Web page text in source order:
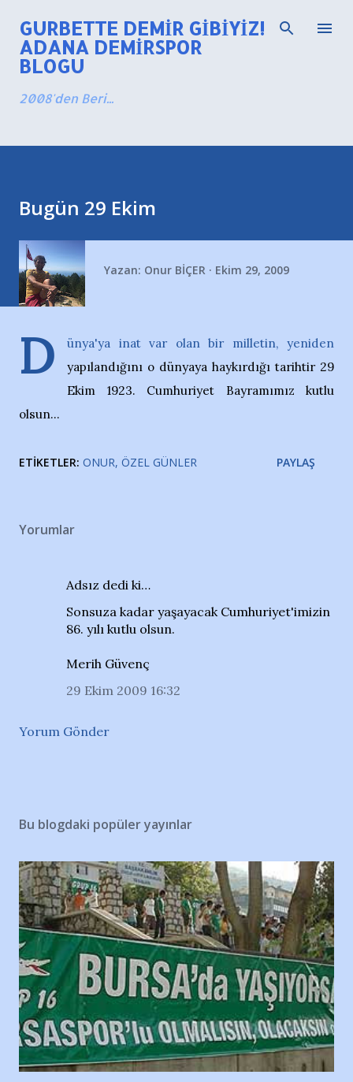
Ana içeriğe atla
GURBETTE DEMIR GIBIYIZ!
ADANA DEMIRSPOR
BLOGU
2008'den Beri...
Bugün 29 Ekim
Yazan: Onur BİÇER Ekim 29, 2009
D
ünya'ya inat var olan bir milletin, yeniden
yapılandığını o dünyaya haykırdığı tarihtir 29
Ekim 1923. Cumhuriyet Bayramımız kutlu
olsun...
ETIKETLER: ONUR ÖZEL GÜNLER PAYLAŞ
Yorumlar
Adsız dedi ki…
Sonsuza kadar yaşayacak Cumhuriyet'imizin
86. yılı kutlu olsun.
Merih Güvenç
29 Ekim 2009 16:32
Yorum Gönder
Bu blogdaki popüler yayınlar